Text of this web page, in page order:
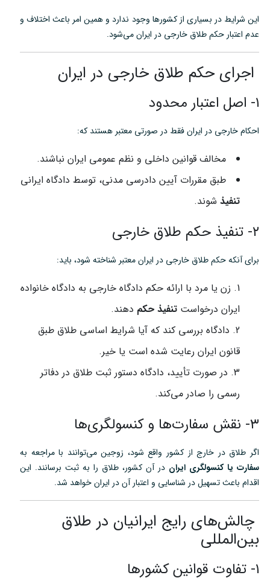
این شرایط در بسیاری از کشورها وجود ندارد و همین امر باعث اختلاف و
عدم اعتبار حکم طلاق خارجی در ایران می‌شود.
اجرای حکم طلاق خارجی در ایران
۱- اصل اعتبار محدود
احکام خارجی در ایران فقط در صورتی معتبر هستند که:
مخالف قوانین داخلی و نظم عمومی ایران نباشند.
طبق مقررات آیین دادرسی مدنی، توسط دادگاه ایرانی
تنفیذ شوند.
۲- تنفیذ حکم طلاق خارجی
برای آنکه حکم طلاق خارجی در ایران معتبر شناخته شود، باید:
زن یا مرد با ارائه حکم دادگاه خارجی به دادگاه خانواده
ایران درخواست تنفیذ حکم دهند.
دادگاه بررسی کند که آیا شرایط اساسی طلاق طبق
قانون ایران رعایت شده است یا خیر.
در صورت تأیید، دادگاه دستور ثبت طلاق در دفاتر
رسمی را صادر می‌کند.
۳- نقش سفارت‌ها و کنسولگری‌ها
اگر طلاق در خارج از کشور واقع شود، زوجین می‌توانند با مراجعه به
سفارت یا کنسولگری ایران در آن کشور، طلاق را به ثبت برسانند. این
اقدام باعث تسهیل در شناسایی و اعتبار آن در ایران خواهد شد.
چالش‌های رایج ایرانیان در طلاق
بین‌المللی
۱- تفاوت قوانین کشورها